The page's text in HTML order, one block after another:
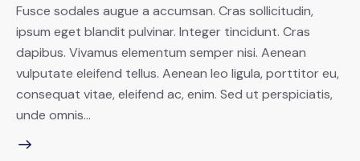
Fusce sodales augue a accumsan. Cras sollicitudin,
ipsum eget blandit pulvinar. Integer tincidunt. Cras
dapibus. Vivamus elementum semper nisi. Aenean
vulputate eleifend tellus. Aenean leo ligula, porttitor eu,
consequat vitae, eleifend ac, enim. Sed ut perspiciatis,
unde omnis…